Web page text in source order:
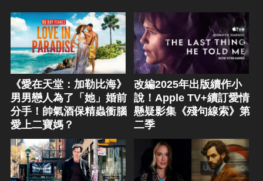
《愛在天堂：加勒比海》
男男戀人為了「她」婚前
分手！帥氣酒保精蟲衝腦
愛上二寶媽？
改編2025年出版續作小
說！Apple TV+續訂愛情
懸疑影集《殘句線索》第
二季